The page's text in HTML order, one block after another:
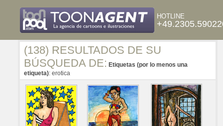
HOTLINE
(138) RESULTADOS DE SU
BÚSQUEDA DE: Etiquetas (por lo menos una
etiqueta): erotica